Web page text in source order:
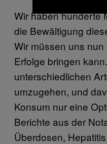
Wir haben hunderte
die Bewältigung
Wir müssen uns
Erfolge bringen
unterschiedlichen
umzugehen, und
Konsum nur eine
Berichte aus der
Überdosen,